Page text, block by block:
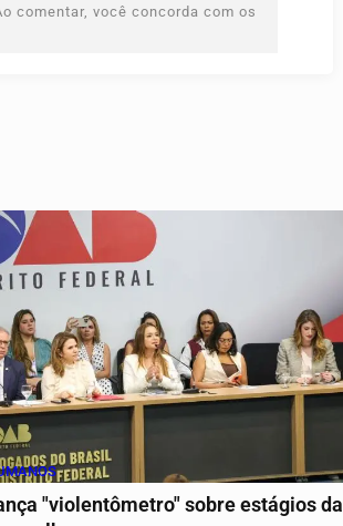
comentar, você concorda com os
"violentômetro" sobre estágios da